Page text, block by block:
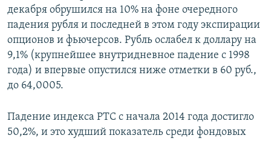
декабря обрушился на 10% на фоне очередного
падения рубля и последней в этом году экспирации
опционов и фьючерсов. Рубль ослабел к доллару на
9,1% (крупнейшее внутридневное падение с 1998
года) и впервые опустился ниже отметки в 60 руб.,
до 64,0005.
Падение индекса РТС с начала 2014 года достигло
50,2%, и это худший показатель среди фондовых